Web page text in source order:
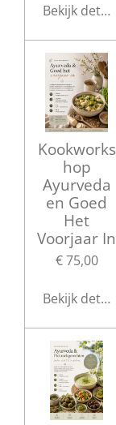
Bekijk details
Kookworks
hop
Ayurveda
en Goed
Het
Voorjaar In
€ 75,00
Bekijk details